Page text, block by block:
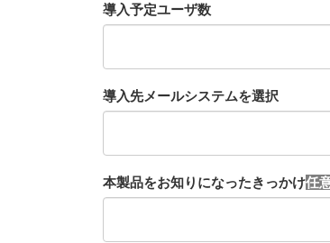
導入予定ユーザ数
導入先メールシステムを選択
本製品をお知りになったきっかけ